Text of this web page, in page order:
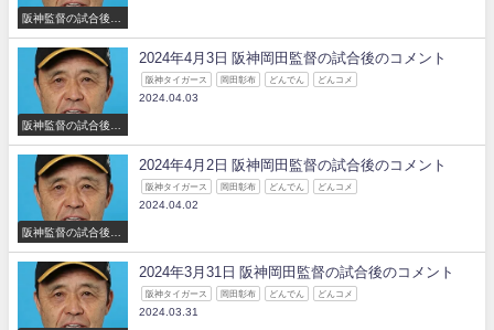
阪神監督の試合後の
コメント
阪神監督の試合後の
コメント
2024年4月3日 阪神岡田監督の試合後のコメント
阪神タイガース 岡田彰布 どんでん どんコメ
2024.04.03
阪神監督の試合後の
コメント
2024年4月2日 阪神岡田監督の試合後のコメント
阪神タイガース 岡田彰布 どんでん どんコメ
2024.04.02
2024年3月31日 阪神岡田監督の試合後のコメント
阪神タイガース 岡田彰布 どんでん どんコメ
2024.03.31